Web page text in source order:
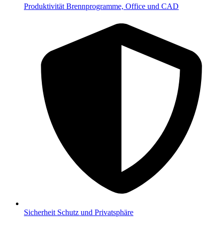
Produktivität Brennprogramme, Office und CAD
Sicherheit Schutz und Privatsphäre